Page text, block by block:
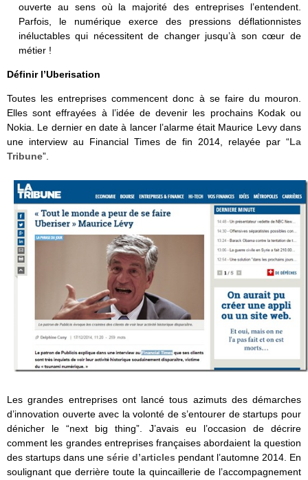
ouverte au sens où la majorité des entreprises l’entendent.
Parfois, le numérique exerce des pressions déflationnistes
inéluctables qui nécessitent de changer jusqu’à son cœur de
métier !
Définir l’Uberisation
Toutes les entreprises commencent donc à se faire du mouron.
Elles sont effrayées à l’idée de devenir les prochains Kodak ou
Nokia. Le dernier en date à lancer l’alarme était Maurice Levy dans
une interview au Financial Times de fin 2014, relayée par “La
Tribune”.
Les grandes entreprises ont lancé tous azimuts des démarches
d’innovation ouverte avec la volonté de s’entourer de startups pour
dénicher le “next big thing”. J’avais eu l’occasion de décrire
comment les grandes entreprises françaises abordaient la question
des startups dans une série d’articles pendant l’automne 2014. En
soulignant que derrière toute la quincaillerie de l’accompagnement